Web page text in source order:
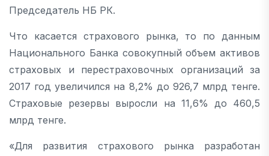
Председатель НБ РК.
Что касается страхового рынка, то по данным
Национального Банка совокупный объем активов
страховых и перестраховочных организаций за
2017 год увеличился на 8,2% до 926,7 млрд тенге.
Страховые резервы выросли на 11,6% до 460,5
млрд тенге.
«Для развития страхового рынка разработан